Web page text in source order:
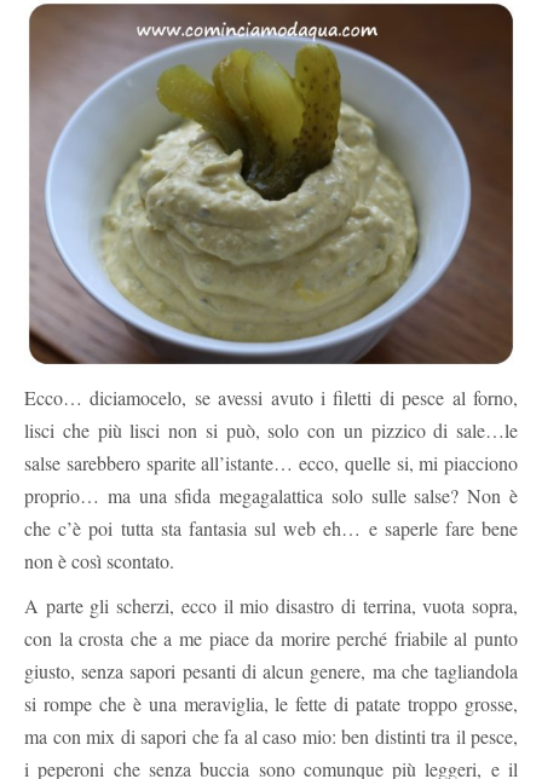
Ecco… diciamocelo, se avessi avuto i filetti di pesce al forno,
lisci che più lisci non si può, solo con un pizzico di sale…le
salse sarebbero sparite all’istante… ecco, quelle si, mi piacciono
proprio… ma una sfida megagalattica solo sulle salse? Non è
che c’è poi tutta sta fantasia sul web eh… e saperle fare bene
non è così scontato.
A parte gli scherzi, ecco il mio disastro di terrina, vuota sopra,
con la crosta che a me piace da morire perché friabile al punto
giusto, senza sapori pesanti di alcun genere, ma che tagliandola
si rompe che è una meraviglia, le fette di patate troppo grosse,
ma con mix di sapori che fa al caso mio: ben distinti tra il pesce,
i peperoni che senza buccia sono comunque più leggeri, e il